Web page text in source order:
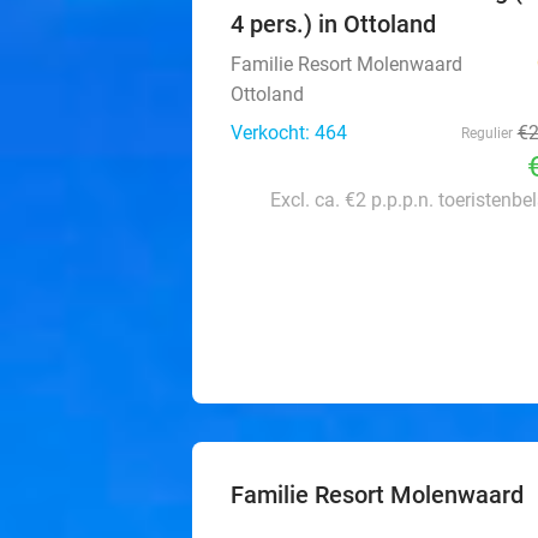
4 pers.) in Ottoland
Familie Resort Molenwaard
Ottoland
Verkocht: 464
Regulier
Excl. ca. €2 p.p.p.n.
Familie Resort Molenwaard